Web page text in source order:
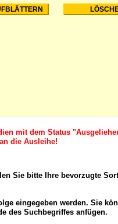
mit dem Status
die Ausleihe!
Sie bitte Ihre bevorzugte
eingegeben werden. Sie
des Suchbegriffes anfügen.